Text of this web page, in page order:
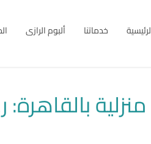
خدماتنا ألبوم الرازى
بالقاهرة: